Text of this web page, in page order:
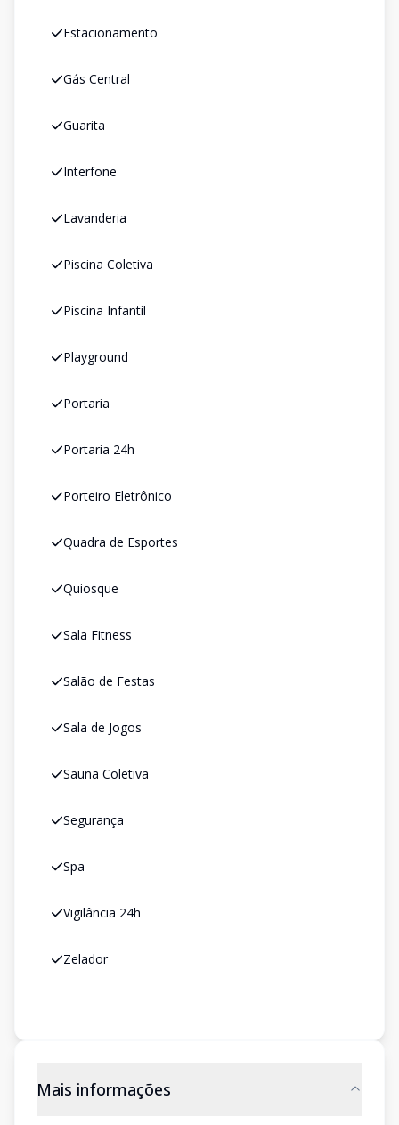
Estacionamento
Gás Central
Guarita
Interfone
Lavanderia
Piscina Coletiva
Piscina Infantil
Playground
Portaria
Portaria 24h
Porteiro Eletrônico
Quadra de Esportes
Quiosque
Sala Fitness
Salão de Festas
Sala de Jogos
Sauna Coletiva
Segurança
Spa
Vigilância 24h
Zelador
Mais informações